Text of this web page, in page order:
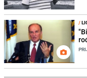
/